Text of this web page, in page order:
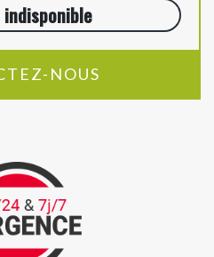
indisponible
NOUS